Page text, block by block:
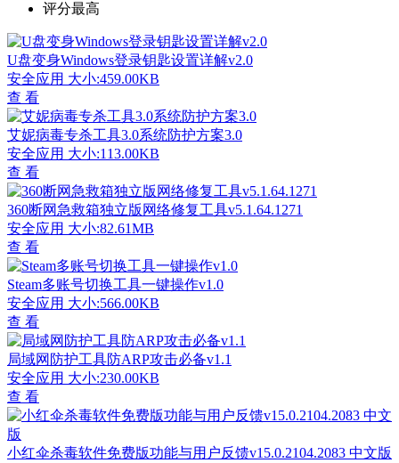
评分最高
U盘变身Windows登录钥匙设置详解v2.0
安全应用 大小:459.00KB
查 看
艾妮病毒专杀工具3.0系统防护方案3.0
安全应用 大小:113.00KB
查 看
360断网急救箱独立版网络修复工具v5.1.64.1271
安全应用 大小:82.61MB
查 看
Steam多账号切换工具一键操作v1.0
安全应用 大小:566.00KB
查 看
局域网防护工具防ARP攻击必备v1.1
安全应用 大小:230.00KB
查 看
小红伞杀毒软件免费版功能与用户反馈v15.0.2104.2083 中文版